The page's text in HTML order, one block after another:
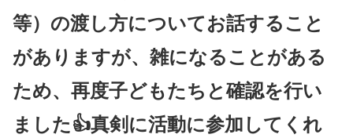
等）の渡し方についてお話すること
がありますが、雑になることがある
ため、再度子どもたちと確認を行い
ました👍真剣に活動に参加してくれ